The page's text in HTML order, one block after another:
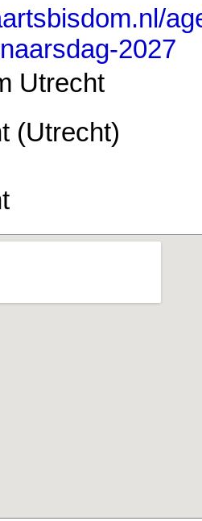
2027
Utrecht
(Utrecht)